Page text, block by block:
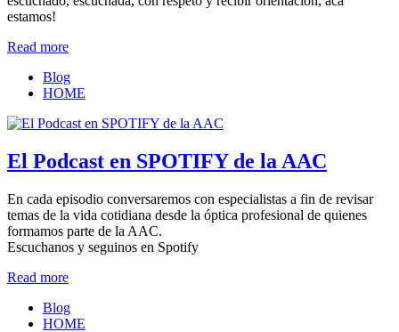
estamos!
Read more
Blog
HOME
El Podcast en SPOTIFY de la AAC
En cada episodio conversaremos con especialistas a fin de revisar
temas de la vida cotidiana desde la óptica profesional de quienes
formamos parte de la AAC.
Escuchanos y seguinos en Spotify
Read more
Blog
HOME